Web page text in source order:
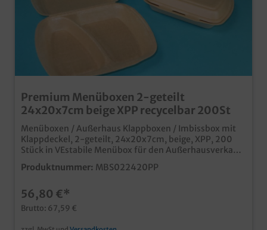
Premium Menüboxen 2-geteilt
24x20x7cm beige XPP recycelbar 200St
Menüboxen / Außerhaus Klappboxen / Imbissbox mit
Klappdeckel, 2-geteilt, 24x20x7cm, beige, XPP, 200
Stück in VEstabile Menübox für den Außerhausverkauf
von Speisenschnittfest, und auch für heiße, fettige
Speisen geeignetmikrowellenfest und gut isolierendaus
Produktnummer: MBS022420PP
56,80 €*
Brutto: 67,59 €